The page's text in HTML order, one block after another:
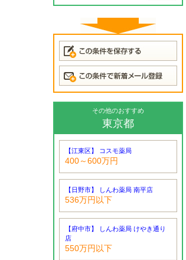
その他のおすすめ
東京都
【江東区】 コスモ薬局
400～600万円
【日野市】 しんわ薬局 南平店
536万円以下
【府中市】 しんわ薬局 けやき通り
店
550万円以下